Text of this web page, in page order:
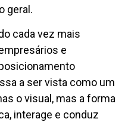
geral.
cada vez mais
e
a ser vista como um
o visual, mas a forma
interage e conduz